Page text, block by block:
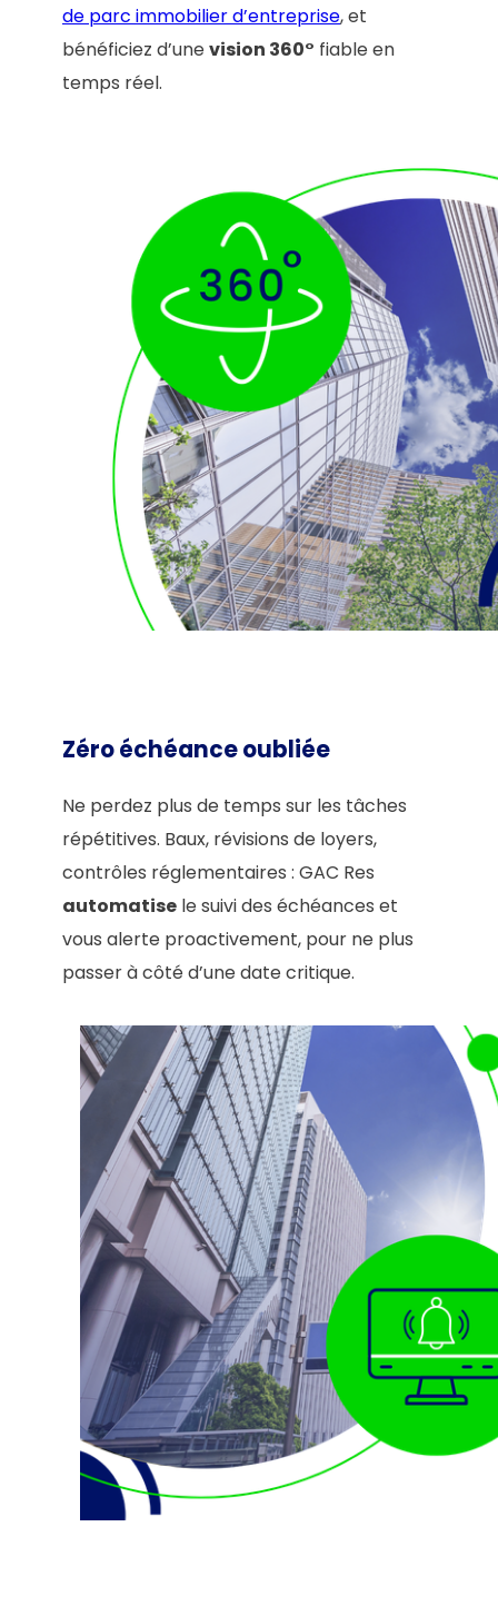
de parc immobilier d’entreprise, et
bénéficiez d’unevision 360° fiable en
temps réel.
Zéro échéance oubliée
Ne perdez plus de temps sur les tâches
répétitives. Baux, révisions de loyers,
contrôles réglementaires : GAC Res
automatise le suivi des échéances et
vous alerte proactivement, pour ne plus
passer à côté d’une date critique.